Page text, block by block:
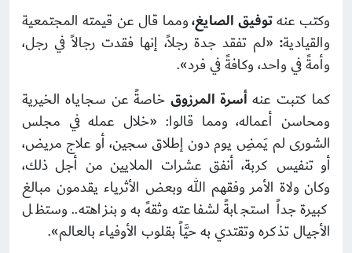
وكتب عنهتوفيق الصايغ،ومما قال عن قيمته المجتمعية
والقيادية: «لم تفقد جدة رجلاً، إنها فقدت رجالاً في رجل،
وأمةً في واحد، وكافةً في فرد».
كما كتبت عنهأسرة المرزوق خاصةً عن سجاياه الخيرية
ومحاسن أعماله، ومما قالوا: «خلال عمله في مجلس
الشورى لم يَمضِ يوم دون إطلاق سجين، أو علاج مريض،
أو تنفيس كربة، أنفق عشرات الملايين من أجل ذلك،
وكان ولاة الأمر وفقهم الله وبعض الأثرياء يقدمون مبالغ
كبيرة جداً استجابةً لشفاعته وثقهً به وبنزاهته.. وستظل
الأجيال تذكره وتقتدي به حيَّاً بقلوب الأوفياء بالعالم».